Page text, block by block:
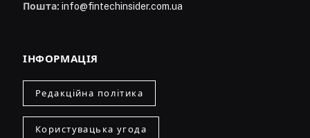
Пошта: info@fintechinsider.com.ua
ІНФОРМАЦІЯ
Редакційна політика
Користувацька угода